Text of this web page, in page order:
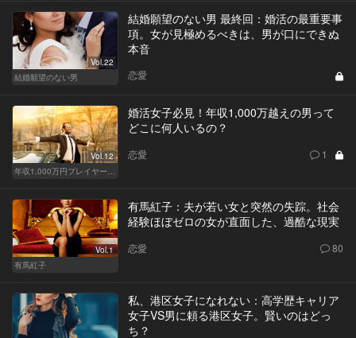
Vol.22
結婚願望のない男
結婚願望のない男 最終回：婚活の最重要事
項。女が見極めるべきは、男が口にできぬ
本音
恋愛
Vol.12
年収1,000万円プレイヤーの家計簿
婚活女子必見！年収1,000万越えの男って
どこに何人いるの？
恋愛 1
Vol.1
有馬紅子
有馬紅子：夫が若い女と突然の失踪。社会
経験ほぼゼロの女が直面した、過酷な現実
恋愛 80
私、港区女子になれない：高学歴キャリア
女子VS男に頼る港区女子。賢いのはどっ
ち？